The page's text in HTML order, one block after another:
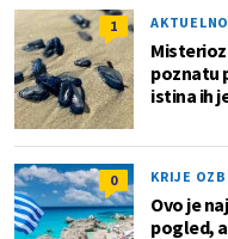
1 AKTUELNO
poznatu
istina ih
0 KRIJE
Ovo je
pogled,